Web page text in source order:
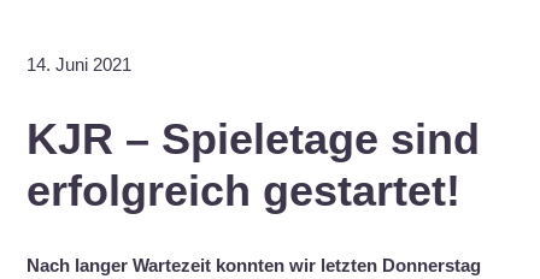
14. Juni 2021
KJR – Spieletage sind
erfolgreich gestartet!
Nach langer Wartezeit konnten wir letzten Donnerstag